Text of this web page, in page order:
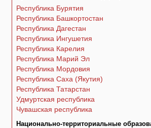
Республика Бурятия
Республика Башкортостан
Республика Дагестан
Республика Ингушетия
Республика Карелия
Республика Марий Эл
Республика Мордовия
Республика Саха (Якутия)
Республика Татарстан
Удмуртская республика
Чувашская республика
Национально-территориальные